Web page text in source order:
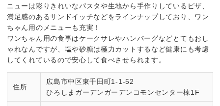
ニューは彩りきれいなパスタや生地から手作りしているピザ、
満足感のあるサンドイッチなどをラインナップしており、ワン
ちゃん用のメニューも充実！
ワンちゃん用の食事はケークサレやハンバーグなどとてもおし
ゃれなんですが、塩や砂糖は極力カットするなど健康にも考慮
してくれているので安心して食べさせられます。
住所
広島市中区東千田町1-1-52
ひろしまガーデンガーデンコモンセンター棟1F